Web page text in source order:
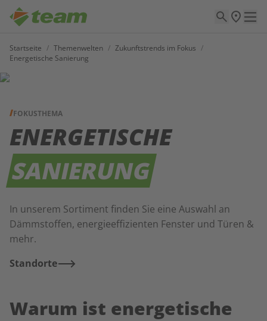
Startseite / Themenwelten / Zukunftstrends im Fokus /
Energetische Sanierung
FOKUSTHEMA
ENERGETISCHE
SANIERUNG
In unserem Sortiment finden Sie eine Auswahl an
Dämmstoffen, energieeffizienten Fenster und Türen &
mehr.
Standorte
Warum ist energetische